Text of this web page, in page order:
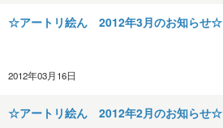
☆アートリ絵ん 2012年3月のお知らせ☆
2012年03月16日
☆アートリ絵ん 2012年2月のお知らせ☆